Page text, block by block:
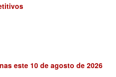
este 10 de agosto de 2026